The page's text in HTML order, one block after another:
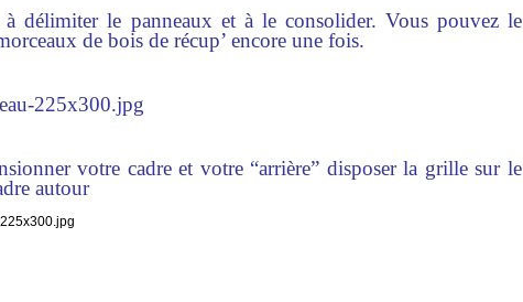
délimiter le panneaux et à le consolider. Vous pouvez le
de bois de récup’ encore une fois.
votre cadre et votre “arrière” disposer la grille sur le
autour